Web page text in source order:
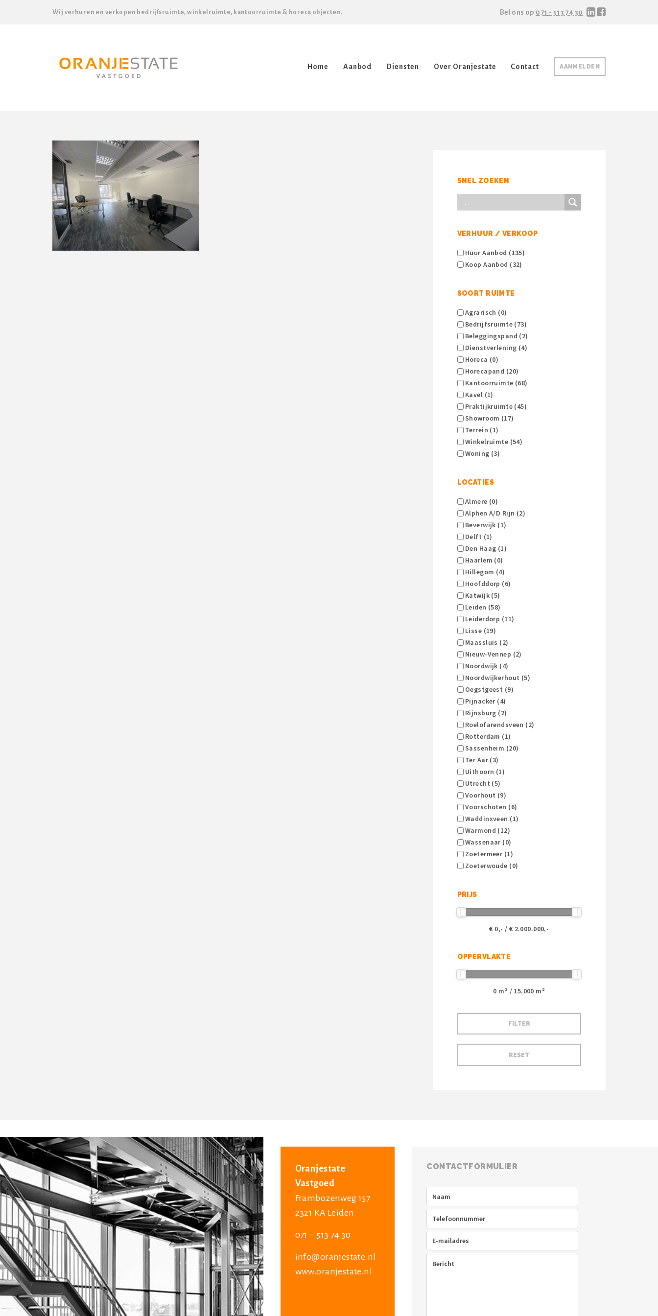
Wij verhuren en verkopen bedrijfsruimte, winkelruimte, kantoorruimte & horeca objecten. Bel ons op 071 - 513 74 30
AANMELDEN
Home Aanbod Diensten Over Oranjestate Contact
SNEL ZOEKEN
VERHUUR / VERKOOP
Huur Aanbod (135)
Koop Aanbod (32)
SOORT RUIMTE
Agrarisch (0)
Bedrijfsruimte (73)
Beleggingspand (2)
Dienstverlening (4)
Horeca (0)
Horecapand (20)
Kantoorruimte (68)
Kavel (1)
Praktijkruimte (45)
Showroom (17)
Terrein (1)
Winkelruimte (54)
Woning (3)
LOCATIES
Almere (0)
Alphen A/d Rijn (2)
Beverwijk (1)
Delft (1)
Den Haag (1)
Haarlem (0)
Hillegom (4)
Hoofddorp (6)
Katwijk (5)
Leiden (58)
Leiderdorp (11)
Lisse (19)
Maassluis (2)
Nieuw-Vennep (2)
Noordwijk (4)
Noordwijkerhout (5)
Oegstgeest (9)
Pijnacker (4)
Rijnsburg (2)
Roelofarendsveen (2)
Rotterdam (1)
Sassenheim (20)
Ter Aar (3)
Uithoorn (1)
Utrecht (5)
Voorhout (9)
Voorschoten (6)
Waddinxveen (1)
Warmond (12)
Wassenaar (0)
Zoetermeer (1)
Zoeterwoude (0)
PRIJS
€ 0,- / € 2.000.000,-
OPPERVLAKTE
0 m² / 15.000 m²
Oranjestate
Vastgoed
Frambozenweg 157
2321 KA Leiden
071 – 513 74 30
info@oranjestate.nl
www.oranjestate.nl
CONTACTFORMULIER
Telefoon
mailadres(Vereist)